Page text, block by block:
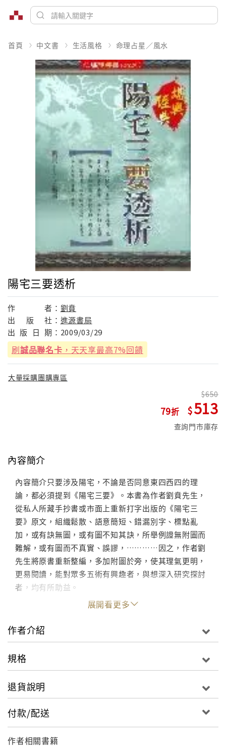
首頁 中文書 生活風格 命理占星／風水
陽宅三要透析
作 者： 劉賁
出
版 社： 進源書局
出 版 日 期： 2009/03/29
刷誠品聯名卡 ，天天享最高7%回饋
大量採購團購專區
79
650
513
查詢門市庫存
內容簡介
內容簡介只要涉及陽宅，不論是否同意東四西四的理
論，都必須提到《陽宅三要》。本書為作者劉賁先生，
從私人所藏手抄書或市面上重新打字出版的《陽宅三
要》原文，組織鬆散、語意簡短、錯漏別字、標點亂
加，或有訣無圖，或有圖不知其訣，所舉例證無附圖而
難解，或有圖而不真實、誤謬，…………因之，作者劉
先生將原書重新整編，多加附圖於旁，使其理氣更明，
更易閱讀，能對眾多五術有興趣者，與想深入研究探討
者，均有所助益。
展開看更多
作者介紹
規格
退貨說明
付款/配送
作者相關書籍